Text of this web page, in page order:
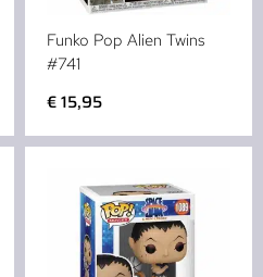
Funko Pop Alien Twins
#741
€15,95